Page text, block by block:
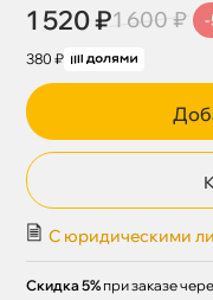
1 520 ₽1 600 ₽
380 ₽
С юридическими
Скидка 5% при заказе